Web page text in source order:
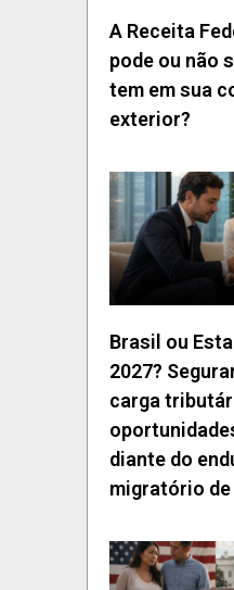
A Receita
pode ou não
tem em sua
exterior?
Brasil ou
2027?
carga
diante do
migratório de